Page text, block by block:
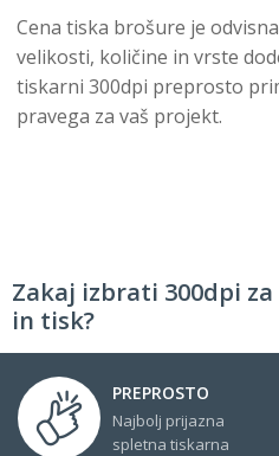
Cena tiska brošure je
velikosti, količine in vrste
tiskarni 300dpi preprosto
pravega za vaš projekt.
Zakaj izbrati 300dpi
in tisk?
PREPROSTO
Najbolj prijazna
spletna tiskarna